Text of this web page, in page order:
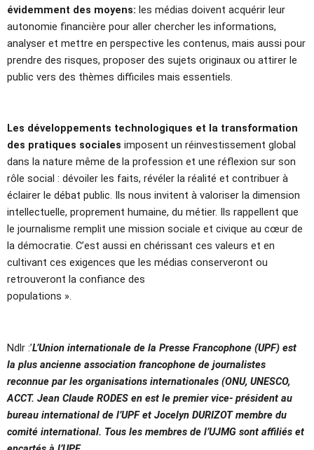
évidemment des moyens: les médias doivent acquérir leur
autonomie financière pour aller chercher les informations,
analyser et mettre en perspective les contenus, mais aussi pour
prendre des risques, proposer des sujets originaux ou attirer le
public vers des thèmes difficiles mais essentiels.
Les développements technologiques et la transformation
des pratiques sociales imposent un réinvestissement global
dans la nature même de la profession et une réflexion sur son
rôle social : dévoiler les faits, révéler la réalité et contribuer à
éclairer le débat public. Ils nous invitent à valoriser la dimension
intellectuelle, proprement humaine, du métier. Ils rappellent que
le journalisme remplit une mission sociale et civique au cœur de
la démocratie. C’est aussi en chérissant ces valeurs et en
cultivant ces exigences que les médias conserveront ou
retrouveront la confiance des
populations ».
Ndlr :’L’Union internationale de la Presse Francophone (UPF) est
la plus ancienne association francophone de journalistes
reconnue par les organisations internationales (ONU, UNESCO,
ACCT. Jean Claude RODES en est le premier vice- président au
bureau international de l’UPF et Jocelyn DURIZOT membre du
comité international. Tous les membres de l’UJMG sont affiliés et